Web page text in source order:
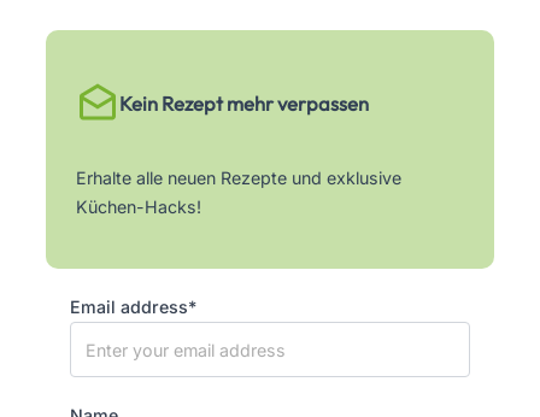
Kein Rezept mehr verpassen
Erhalte alle neuen Rezepte und exklusive
Küchen-Hacks!
Email address*